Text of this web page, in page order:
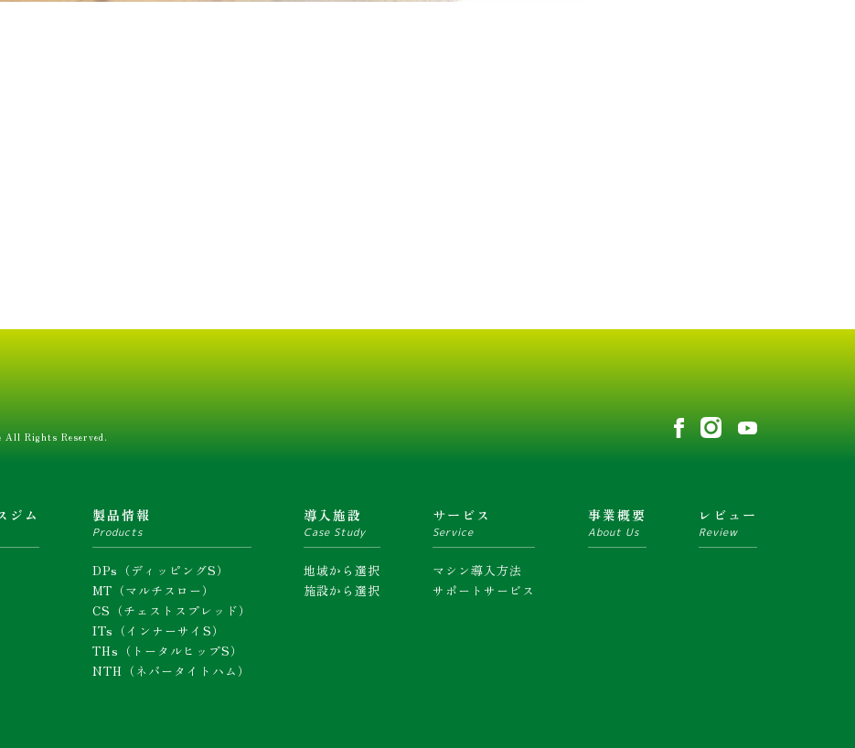
All Rights Reserved.
ジム 製品情報
Products
DPs（ディッピングS）
MT（マルチスロー）
CS（チェストスプレッド）
ITs（インナーサイS）
THs（トータルヒップS）
NTH（ネバータイトハム）
導入施設
Case Study
地域から選択
施設から選択
サービス
Service
マシン導入方法
サポートサービス
事業概要
About Us
レビュー
Review